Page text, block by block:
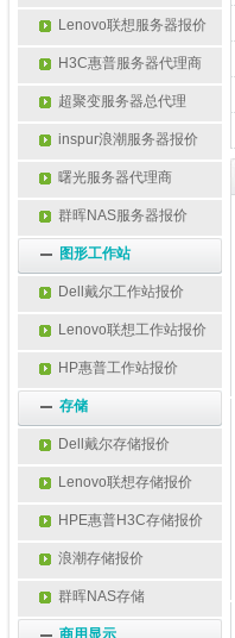
Lenovo联想服务器报价
H3C惠普服务器代理商
超聚变服务器总代理
inspur浪潮服务器报价
曙光服务器代理商
群晖NAS服务器报价
图形工作站
Dell戴尔工作站报价
Lenovo联想工作站报价
HP惠普工作站报价
存储
Dell戴尔存储报价
Lenovo联想存储报价
HPE惠普H3C存储报价
浪潮存储报价
群晖NAS存储
商用显示